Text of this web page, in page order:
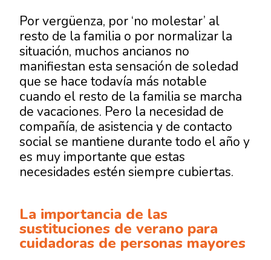
Por vergüenza, por ‘no molestar’ al
resto de la familia o por normalizar la
situación, muchos ancianos no
manifiestan esta sensación de soledad
que se hace todavía más notable
cuando el resto de la familia se marcha
de vacaciones. Pero la necesidad de
compañía, de asistencia y de contacto
social se mantiene durante todo el año y
es muy importante que estas
necesidades estén siempre cubiertas.
La importancia de las
sustituciones de verano para
cuidadoras de personas mayores